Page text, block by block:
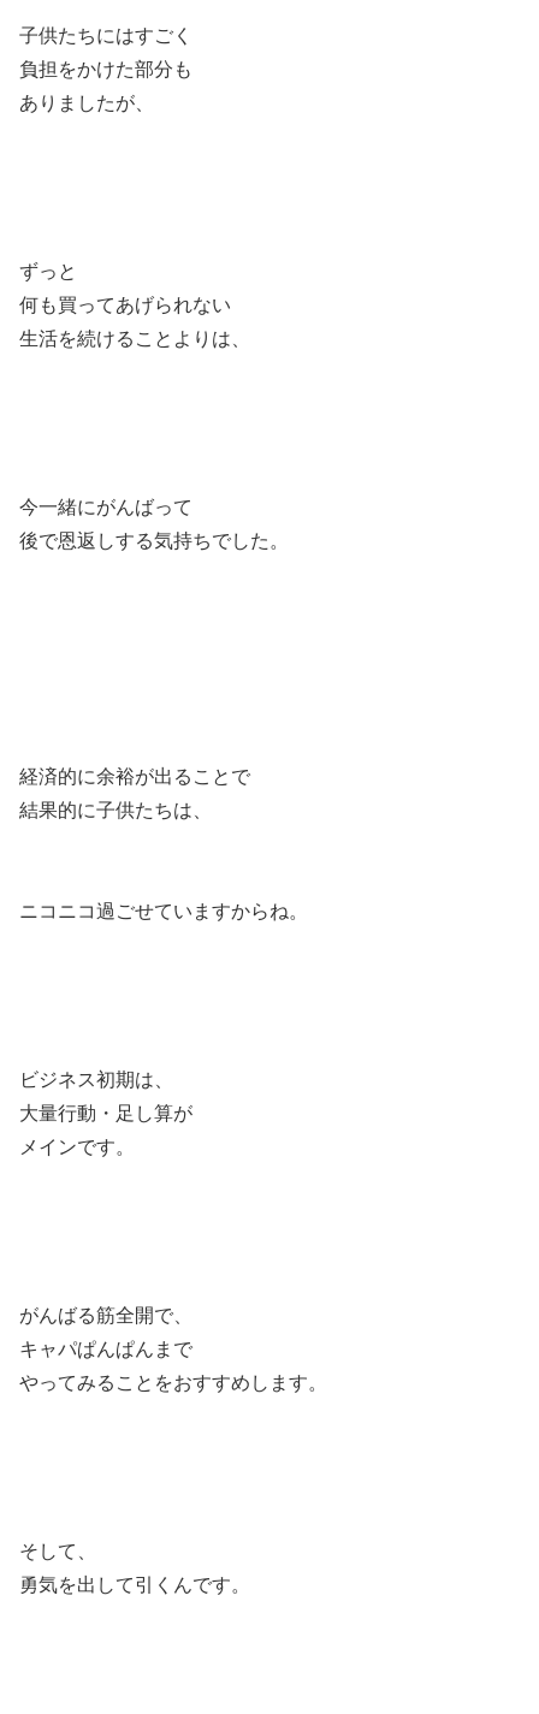
子供たちにはすごく
負担をかけた部分も
ありましたが、
ずっと
何も買ってあげられない
生活を続けることよりは、
今一緒にがんばって
後で恩返しする気持ちでした。
経済的に余裕が出ることで
結果的に子供たちは、
ニコニコ過ごせていますからね。
ビジネス初期は、
大量行動・足し算が
メインです。
がんばる筋全開で、
キャパぱんぱんまで
やってみることをおすすめします。
そして、
勇気を出して引くんです。